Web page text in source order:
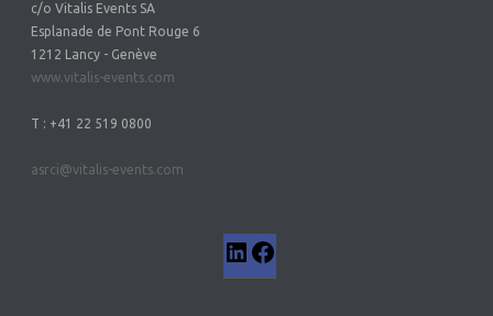
c/o Vitalis Events SA
Esplanade de Pont Rouge 6
1212 Lancy - Genève
www.vitalis-events.com
T : +41 22 519 0800
asrci@vitalis-events.com